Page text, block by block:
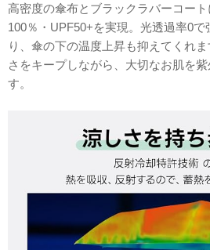
高密度の傘布とブラックラバーコー
100％・UPF50+を実現。光透過率0
り、傘の下の温度上昇も抑えてくれ
さをキープしながら、大切なお肌を
す。